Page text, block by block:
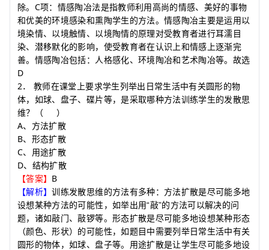
除。 C项：情感陶冶法是指教师利用高尚的情感、美好的事物
和优美的环境感染和熏陶学生的方法。情感陶冶主要是运用以
境染情、以境触情、以境陶情的原理对受教育者进行耳濡目
染、潜移默化的影响，使受教育者在认识上和情感上逐渐完
善。情感陶冶包括：人格感化、环境陶冶和艺术陶冶等。故选
D
2．
教师在课堂上要求学生列举出日常生活中有关圆形的物
体，如球、盘子、碟片等，是采取哪种方法训练学生的发散思
维？
（ ）
A、方法扩散
B、形态扩散
C、用途扩散
D、结构扩散
【答案】 B
【解析】训练发散思维的方法有多种：方法扩散是尽可能多地
设想某种方法的可能性，如举出用“敲”的方法可以解决的问
题，诸如敲门、敲锣等。形态扩散是尽可能多地设想某种形态
（颜色、形状）的可能性，如题目中需要列举日常生活中有关
圆形的物体，如球、盘子等。用途扩散是让学生尽可能多地设